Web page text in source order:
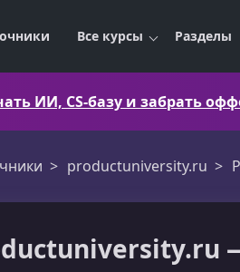
Все курсы Разделы
ИИ, CS-базу и забрать
productuniversity.ru